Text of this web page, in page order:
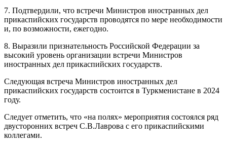
7. Подтвердили, что встречи Министров иностранных дел
прикаспийских государств проводятся по мере необходимости
и, по возможности, ежегодно.
8. Выразили признательность Российской Федерации за
высокий уровень организации встречи Министров
иностранных дел прикаспийских государств.
Следующая встреча Министров иностранных дел
прикаспийских государств состоится в Туркменистане в 2024
году.
Следует отметить, что «на полях» мероприятия состоялся ряд
двусторонних встреч С.В.Лаврова с его прикаспийскими
коллегами.